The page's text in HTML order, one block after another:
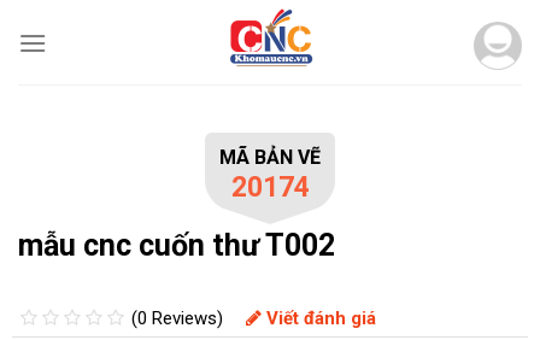
MÃ BẢN VẼ
20174
mẫu cnc cuốn thư T002
(0 Reviews) Viết đánh giá